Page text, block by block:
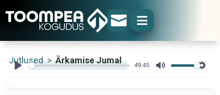
 
Jutlused > Ärkamise Jumal
49:45